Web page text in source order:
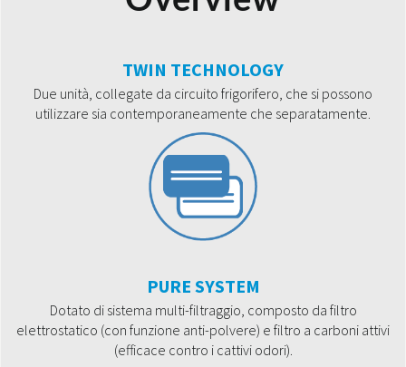
TWIN TECHNOLOGY
Due unità, collegate da circuito frigorifero, che si possono
utilizzare sia contemporaneamente che separatamente.
PURE SYSTEM
Dotato di sistema multi-filtraggio, composto da filtro
elettrostatico (con funzione anti-polvere) e filtro a carboni attivi
(efficace contro i cattivi odori).